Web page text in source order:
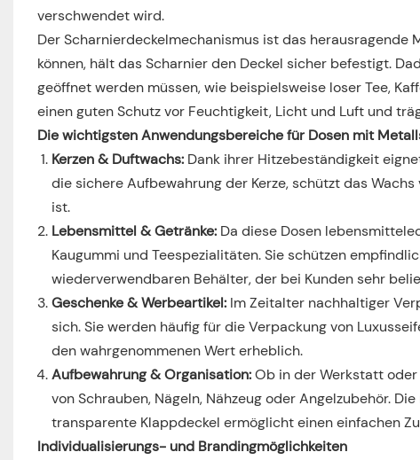
verschwendet wird.
Der Scharnierdeckelmechanismus ist das herausragende
können, hält das Scharnier den Deckel sicher befestigt.
geöffnet werden müssen, wie beispielsweise loser Tee,
einen guten Schutz vor Feuchtigkeit, Licht und Luft und
Die wichtigsten Anwendungsbereiche für Dosen mit
Kerzen & Duftwachs:Dank ihrer Hitzebeständigkeit
die sichere Aufbewahrung der Kerze, schützt das
ist.
Lebensmittel & Getränke:Da diese Dosen
Kaugummi und Teespezialitäten. Sie schützen
wiederverwendbaren Behälter, der bei Kunden sehr
Geschenke & Werbeartikel:Im Zeitalter nachhaltiger
sich. Sie werden häufig für die Verpackung von
den wahrgenommenen Wert erheblich.
Aufbewahrung & Organisation:Ob in der Werkstatt oder
von Schrauben, Nägeln, Nähzeug oder Angelzubehör.
transparente Klappdeckel ermöglicht einen einfachen
Individualisierungs- und Brandingmöglichkeiten